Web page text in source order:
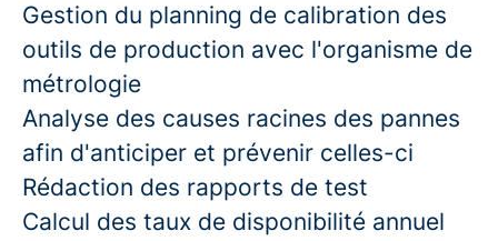
Gestion du planning de calibration des
outils de production avec l'organisme de
métrologie
Analyse des causes racines des pannes
afin d'anticiper et prévenir celles-ci
Rédaction des rapports de test
Calcul des taux de disponibilité annuel